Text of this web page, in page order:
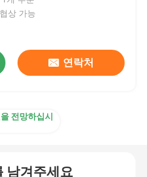
상 가능
연락처
전망하십시
남겨주세요